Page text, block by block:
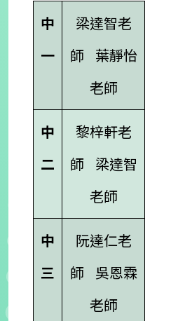
中
一
梁達智老
師
葉靜怡
老師
中
二
黎梓軒老
師
梁達智
老師
中
三
阮達仁老
師
吳恩霖
老師